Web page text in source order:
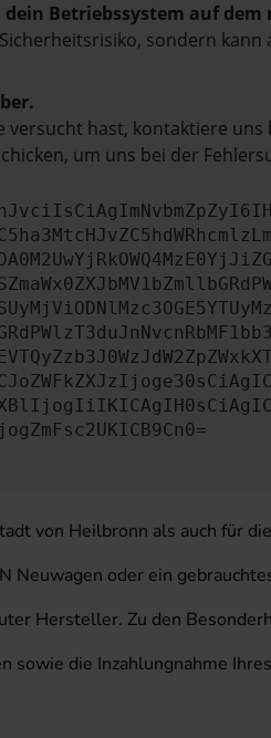
Betriebssystem auf dem
sondern
hast, kontaktiere
um uns bei der
von Heilbronn als auch für
oder ein
Hersteller. Zu den
die Inzahlungnahme